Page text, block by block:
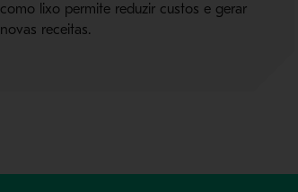
como lixo permite reduzir custos e gerar
novas receitas.